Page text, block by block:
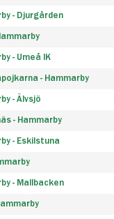
- Djurgården
- Umeå IK
- Hammarby
- Älvsjö
- Hammarby
- Eskilstuna
- Mallbacken